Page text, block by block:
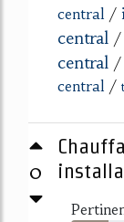
central /
central /
central /
central /
0